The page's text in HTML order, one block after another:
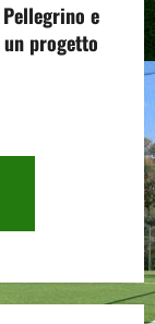
e
progetto